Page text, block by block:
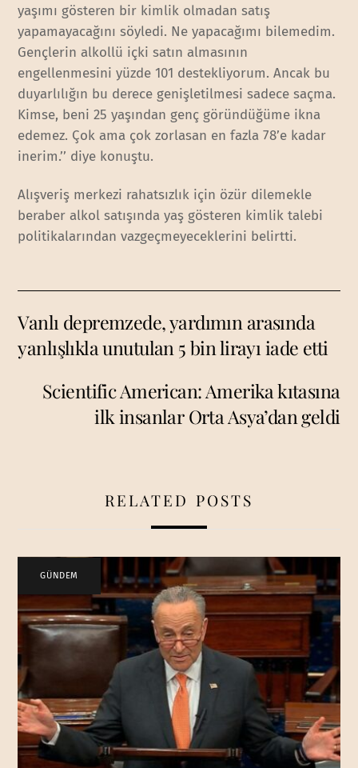
yaşımı gösteren bir kimlik olmadan satış
yapamayacağını söyledi. Ne yapacağımı bilemedim.
Gençlerin alkollü içki satın almasının
engellenmesini yüzde 101 destekliyorum. Ancak bu
duyarlılığın bu derece genişletilmesi sadece saçma.
Kimse, beni 25 yaşından genç göründüğüme ikna
edemez. Çok ama çok zorlasan en fazla 78’e kadar
inerim.’’ diye konuştu.
Alışveriş merkezi rahatsızlık için özür dilemekle
beraber alkol satışında yaş gösteren kimlik talebi
politikalarından vazgeçmeyeceklerini belirtti.
Vanlı depremzede, yardımın arasında
yanlışlıkla unutulan 5 bin lirayı iade etti
Scientific American: Amerika kıtasına
ilk insanlar Orta Asya’dan geldi
RELATED POSTS
GÜNDEM